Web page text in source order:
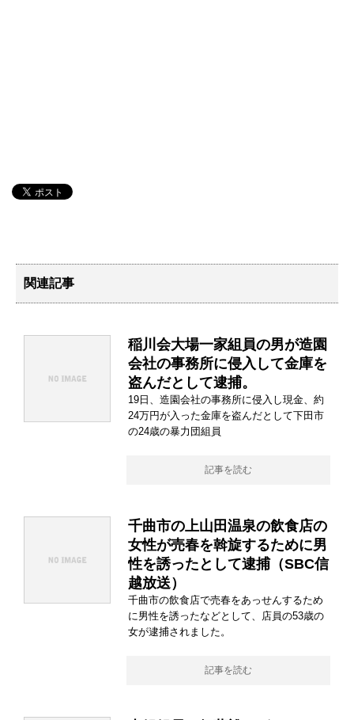
関連記事
稲川会大場一家組員の男が造園
会社の事務所に侵入して金庫を
盗んだとして逮捕。
19日、造園会社の事務所に侵入し現金、約
24万円が入った金庫を盗んだとして下田市
の24歳の暴力団組員
記事を読む
千曲市の上山田温泉の飲食店の
女性が売春を斡旋するために男
性を誘ったとして逮捕（SBC信
越放送）
千曲市の飲食店で売春をあっせんするため
に男性を誘ったなどとして、店員の53歳の
女が逮捕されました。
記事を読む